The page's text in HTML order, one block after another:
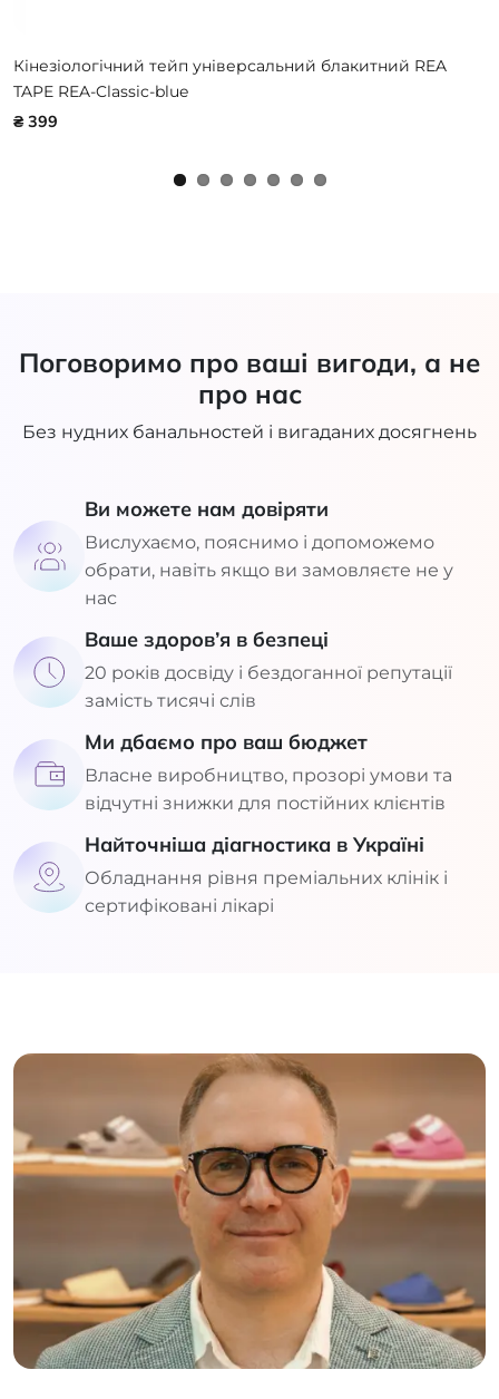
Кінезіологічний тейп універсальний блакитний REA
TAPE REA-Classic-blue
₴ 399
Поговоримо про ваші вигоди, а не
про нас
Без нудних банальностей і вигаданих досягнень
Ви можете нам довіряти
Вислухаємо, пояснимо і допоможемо
обрати, навіть якщо ви замовляєте не у
нас
Ваше здоров’я в безпеці
20 років досвіду і бездоганної репутації
замість тисячі слів
Ми дбаємо про ваш бюджет
Власне виробництво, прозорі умови та
відчутні знижки для постійних клієнтів
Найточніша діагностика в Україні
Обладнання рівня преміальних клінік і
сертифіковані лікарі